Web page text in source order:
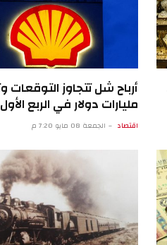
مليارات دولار في الربع الأول
اقتصاد الجمعة 08 مايو 7:20 م